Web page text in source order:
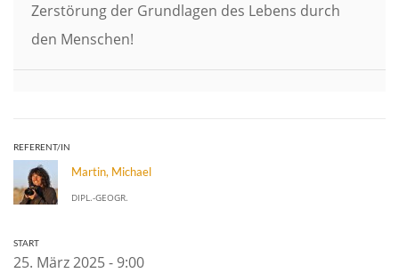
Zerstörung der Grundlagen des Lebens durch
den Menschen!
REFERENT/IN
Martin, Michael
DIPL.-GEOGR.
START
25. März 2025 - 9:00